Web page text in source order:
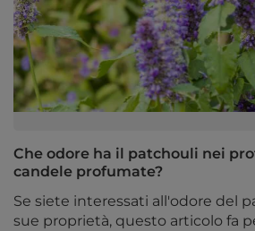
Che odore ha il patchouli nei
candele profumate?
Se siete interessati all'odore del
sue proprietà, questo articolo fa